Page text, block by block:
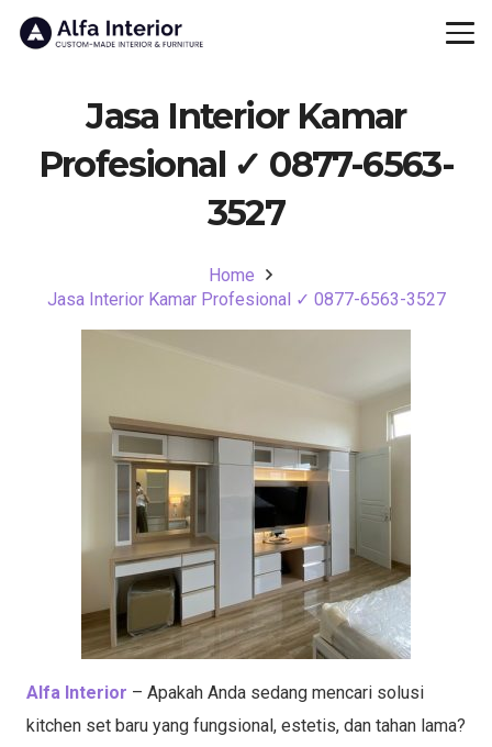
Jasa Interior Kamar
Profesional ✓ 0877-6563-
3527
Home
Jasa Interior Kamar Profesional ✓ 0877-6563-3527
Alfa Interior – Apakah Anda sedang mencari solusi
kitchen set baru yang fungsional, estetis, dan tahan lama?